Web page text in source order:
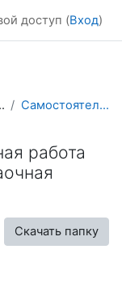
доступ (Вход)
УММ 2016 г. Самостоятельная аудиторная работа для студентов, л...
работа
Скачать папку